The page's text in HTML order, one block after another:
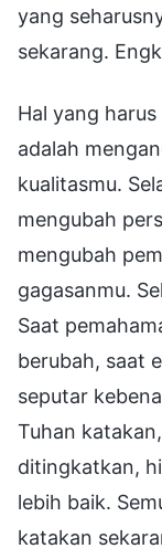
yang
sekarang.
Hal yang
adalah
kualitasmu.
mengubah
mengubah
gagasanmu.
Saat
berubah, saat
seputar
Tuhan
ditingkatkan,
lebih baik.
katakan